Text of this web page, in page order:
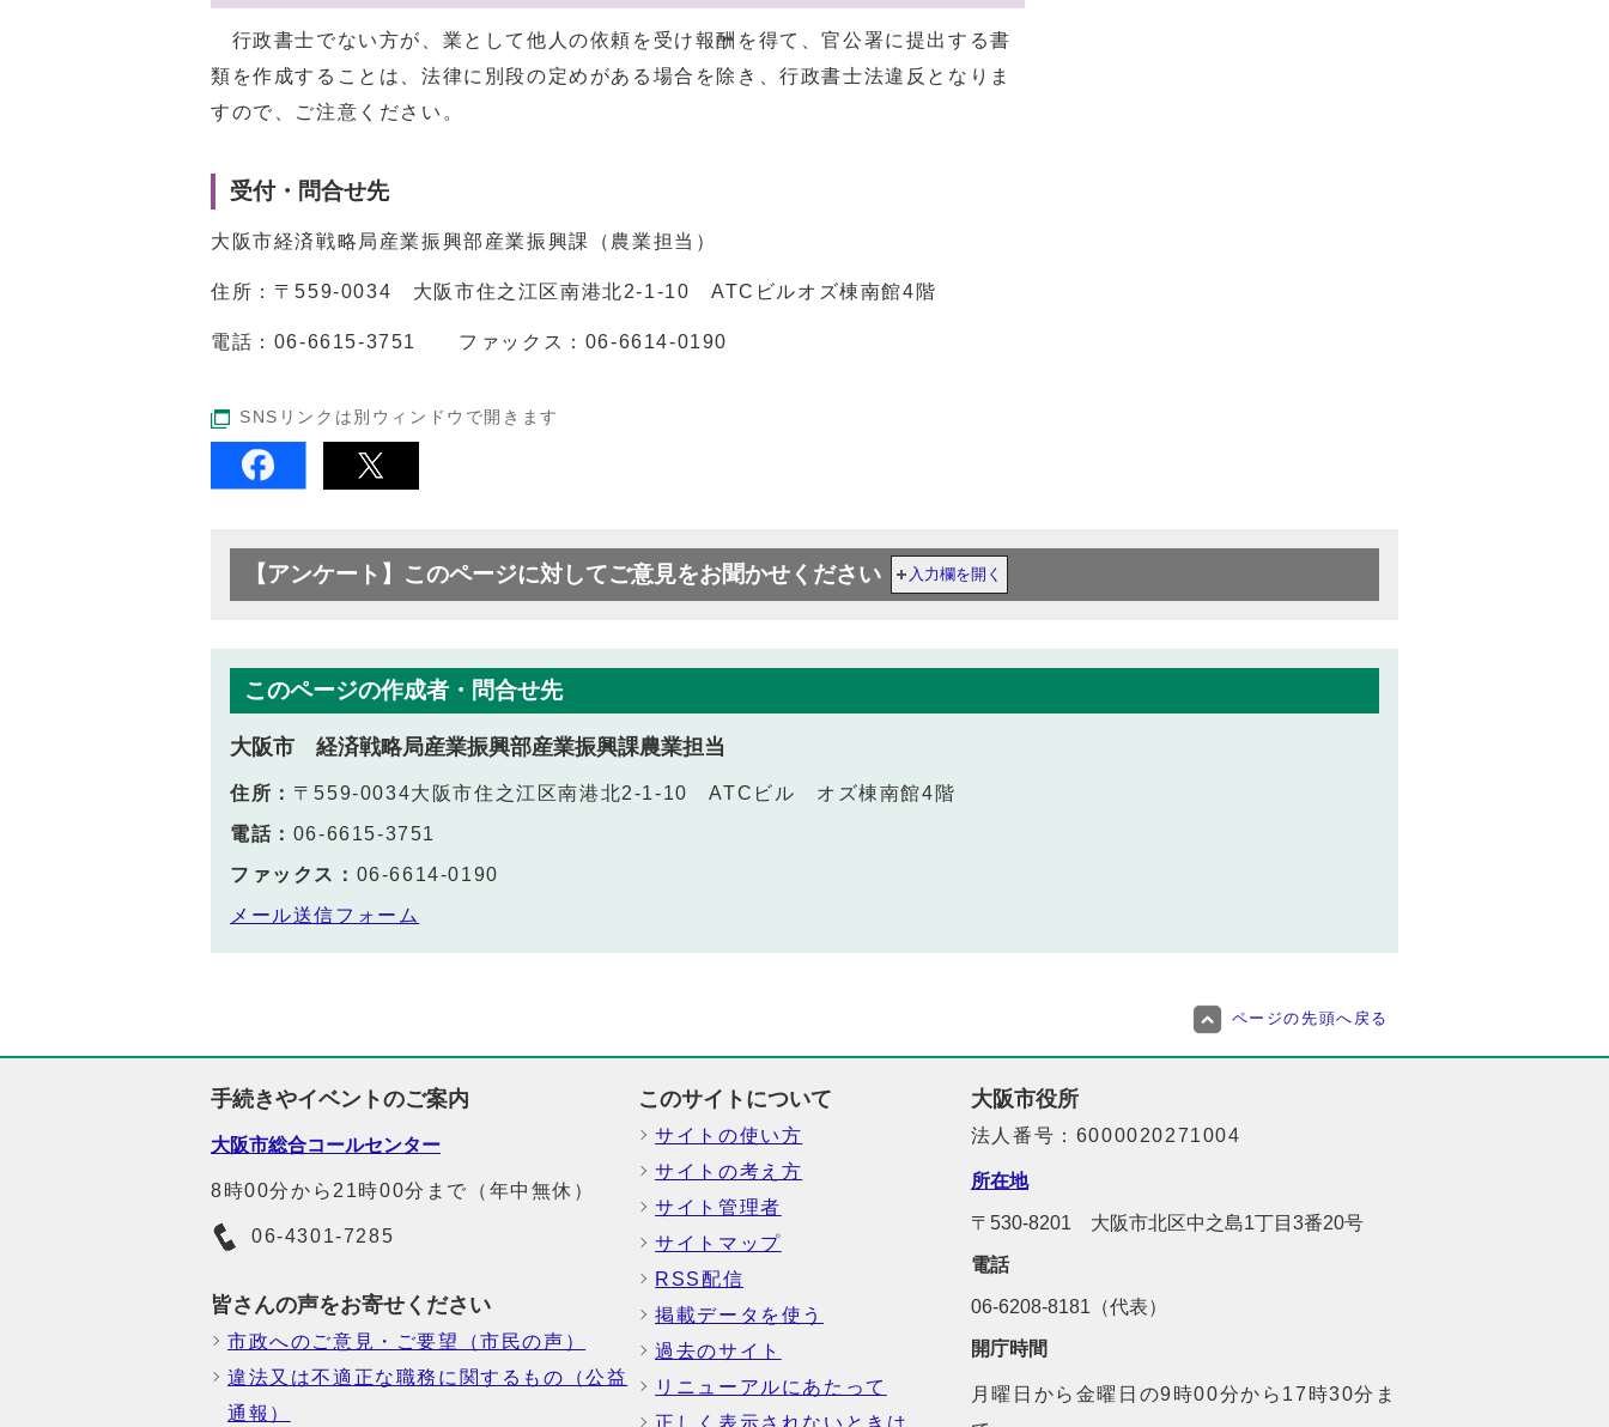
行政書士でない方が、業として他人の依頼を受け報酬を得て、官公署に提出する書
類を作成することは、法律に別段の定めがある場合を除き、行政書士法違反となりま
すので、ご注意ください。
受付・問合せ先
大阪市経済戦略局産業振興部産業振興課（農業担当）
住所：〒559-0034 大阪市住之江区南港北2-1-10 ATCビルオズ棟南館4階
電話： 06-6615-3751 ファックス：06-6614-0190
SNSリンクは別ウィンドウで開きます
【アンケート】このページに対してご意見をお聞かせください 入力欄を開く
このページの作成者・問合せ先
大阪市 経済戦略局産業振興部産業振興課農業担当
住所： 〒559-0034大阪市住之江区南港北2‐1‐10 ATCビル オズ棟南館4階
電話： 06‐6615‐3751
ファックス： 06‐6614‐0190
メール送信フォーム
ページの先頭へ戻る
手続きやイベントのご案内
大阪市総合コールセンター
8時00分から21時00分まで（年中無休）
06-4301-7285
皆さんの声をお寄せください
市政へのご意見・ご要望（市民の声）
違法又は不適正な職務に関するもの（公益
通報）
このサイトについて
サイトの使い方
サイトの考え方
サイト管理者
サイトマップ
RSS配信
掲載データを使う
過去のサイト
リニューアルにあたって
大阪市役所
法人番号：6000020271004
所在地
〒530-8201 大阪市北区中之島1丁目3番20号
電話
06-6208-8181（代表）
開庁時間
月曜日から金曜日の9時00分から17時30分ま